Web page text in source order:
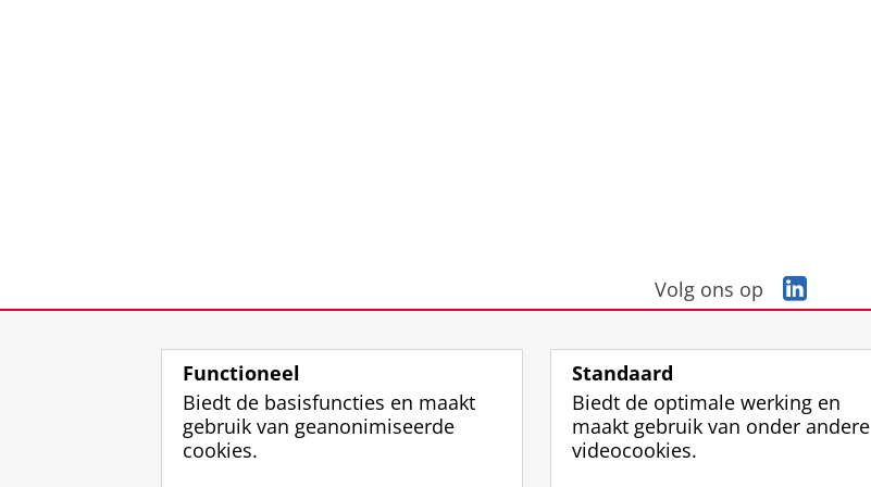
Volg ons op
i
d
I
Functioneel
Biedt de basisfuncties en maakt
gebruik van geanonimiseerde
cookies.
Standaard
Biedt de optimale werking en
maakt gebruik van onder andere
videocookies.